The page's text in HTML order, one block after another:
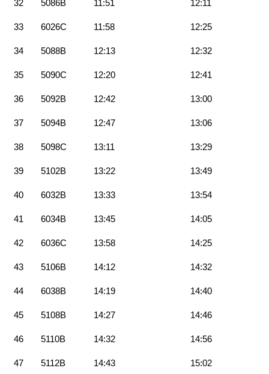
32 5086B 11:51 12:11
33 6026C 11:58 12:25
34 5088B 12:13 12:32
35 5090C 12:20 12:41
36 5092B 12:42 13:00
37 5094B 12:47 13:06
38 5098C 13:11 13:29
39 5102B 13:22 13:49
40 6032B 13:33 13:54
41 6034B 13:45 14:05
42 6036C 13:58 14:25
43 5106B 14:12 14:32
44 6038B 14:19 14:40
45 5108B 14:27 14:46
46 5110B 14:32 14:56
47 5112B 14:43 15:02